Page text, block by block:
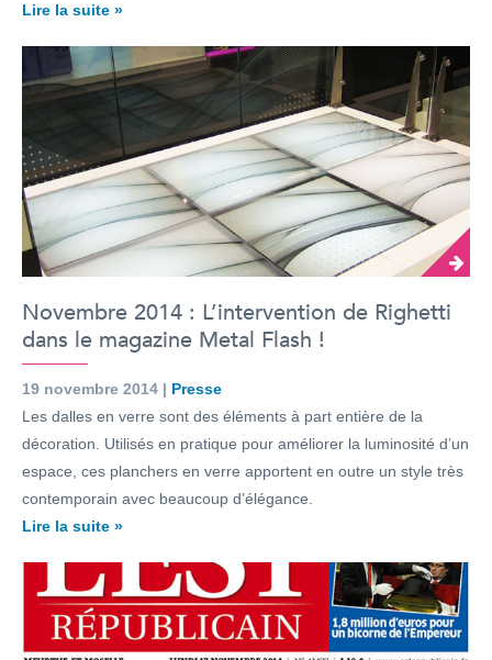
Lire la suite »
Novembre 2014 : L’intervention de Righetti
dans le magazine Metal Flash !
19 novembre 2014 | Presse
Les dalles en verre sont des éléments à part entière de la
décoration. Utilisés en pratique pour améliorer la luminosité d’un
espace, ces planchers en verre apportent en outre un style très
contemporain avec beaucoup d’élégance.
Lire la suite »